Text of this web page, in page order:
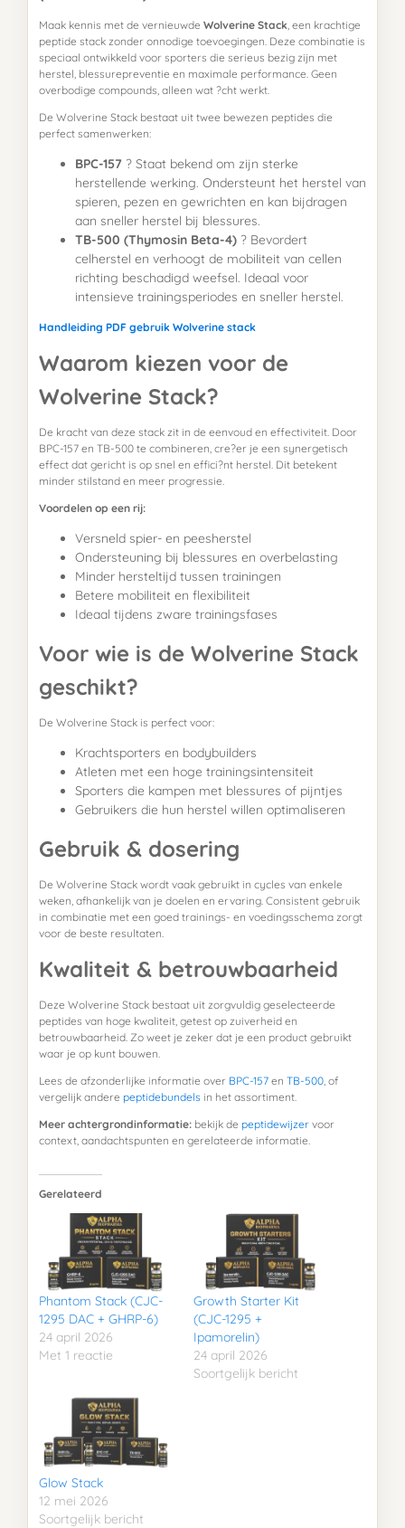
Maak kennis met de vernieuwde Wolverine Stack, een krachtige
peptide stack zonder onnodige toevoegingen. Deze combinatie is
speciaal ontwikkeld voor sporters die serieus bezig zijn met
herstel, blessurepreventie en maximale performance. Geen
overbodige compounds, alleen wat ?cht werkt.
De Wolverine Stack bestaat uit twee bewezen peptides die
perfect samenwerken:
BPC-157 ? Staat bekend om zijn sterke
herstellende werking. Ondersteunt het herstel van
spieren, pezen en gewrichten en kan bijdragen
aan sneller herstel bij blessures.
TB-500 (Thymosin Beta-4) ? Bevordert
celherstel en verhoogt de mobiliteit van cellen
richting beschadigd weefsel. Ideaal voor
intensieve trainingsperiodes en sneller herstel.
Handleiding PDF gebruik Wolverine stack
Waarom kiezen voor de
Wolverine Stack?
De kracht van deze stack zit in de eenvoud en effectiviteit. Door
BPC-157 en TB-500 te combineren, cre?er je een synergetisch
effect dat gericht is op snel en effici?nt herstel. Dit betekent
minder stilstand en meer progressie.
Voordelen op een rij:
Versneld spier- en peesherstel
Ondersteuning bij blessures en overbelasting
Minder hersteltijd tussen trainingen
Betere mobiliteit en flexibiliteit
Ideaal tijdens zware trainingsfases
Voor wie is de Wolverine Stack
geschikt?
De Wolverine Stack is perfect voor:
Krachtsporters en bodybuilders
Atleten met een hoge trainingsintensiteit
Sporters die kampen met blessures of pijntjes
Gebruikers die hun herstel willen optimaliseren
Gebruik & dosering
De Wolverine Stack wordt vaak gebruikt in cycles van enkele
weken, afhankelijk van je doelen en ervaring. Consistent gebruik
in combinatie met een goed trainings- en voedingsschema zorgt
voor de beste resultaten.
Kwaliteit & betrouwbaarheid
Deze Wolverine Stack bestaat uit zorgvuldig geselecteerde
peptides van hoge kwaliteit, getest op zuiverheid en
betrouwbaarheid. Zo weet je zeker dat je een product gebruikt
waar je op kunt bouwen.
Lees de afzonderlijke informatie over BPC-157 en TB-500, of
vergelijk andere peptidebundels in het assortiment.
Meer achtergrondinformatie: bekijk de peptidewijzer voor
context, aandachtspunten en gerelateerde informatie.
Gerelateerd
Phantom Stack (CJC-
1295 DAC + GHRP-6)
24 april 2026
Met 1 reactie
Growth Starter Kit
(CJC-1295 +
Ipamorelin)
24 april 2026
Soortgelijk bericht
Glow Stack
12 mei 2026
Soortgelijk bericht